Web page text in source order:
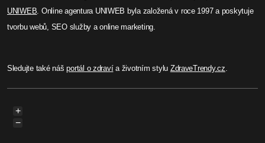
UNIWEB . Online agentura UNIWEB byla založená v roce 1997 a poskytuje
tvorbu webů, SEO služby a online marketing.
Sledujte také nášportál o zdravía životním stylu ZdraveTrendy.cz
+
−